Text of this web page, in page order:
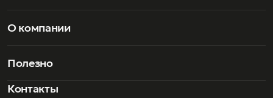
О компании
Полезно
Контакты